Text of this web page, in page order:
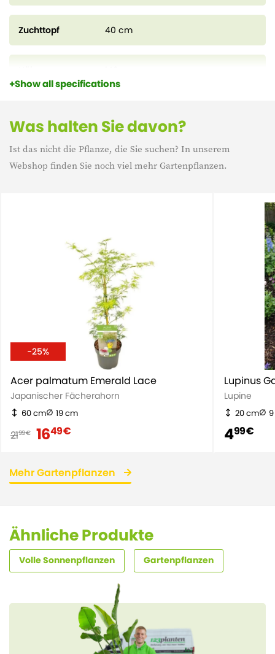
Zuchttopf 40 cm
Show all specifications
Was halten Sie davon?
Ist das nicht die Pflanze, die Sie suchen? In unserem
Webshop finden Sie noch viel mehr Gartenpflanzen.
-25%
Acer palmatum Emerald Lace
Japanischer Fächerahorn
60 cm 19 cm
2199 € 1649 €
Lupinus
Lupine
20 cm
499 €
Mehr Gartenpflanzen
Ähnliche Produkte
Volle Sonnenpflanzen Gartenpflanzen